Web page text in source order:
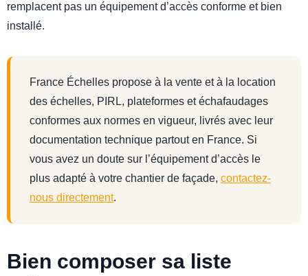
remplacent pas un équipement d’accès conforme et bien
installé.
France Échelles propose à la vente et à la location
des échelles, PIRL, plateformes et échafaudages
conformes aux normes en vigueur, livrés avec leur
documentation technique partout en France. Si
vous avez un doute sur l’équipement d’accès le
plus adapté à votre chantier de façade, contactez-
nous directement.
Bien composer sa liste